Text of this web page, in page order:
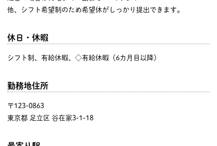
他、シフト希望制のため希望休がしっかり提出できます。
休日・休暇
シフト制、有給休暇、◇有給休暇（6カ月目以降）
勤務地住所
〒123-0863
東京都 足立区 谷在家3-1-18